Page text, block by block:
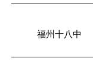
福州十八中